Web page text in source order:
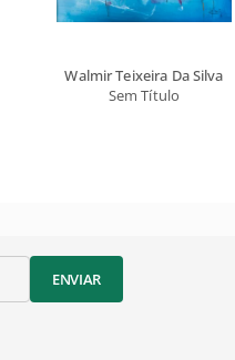
Walmir Teixeira Da Silva
Sem Título
ENVIAR